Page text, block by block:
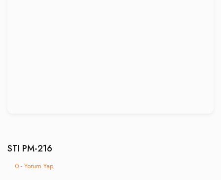
STI PM-216
0 - Yorum Yap